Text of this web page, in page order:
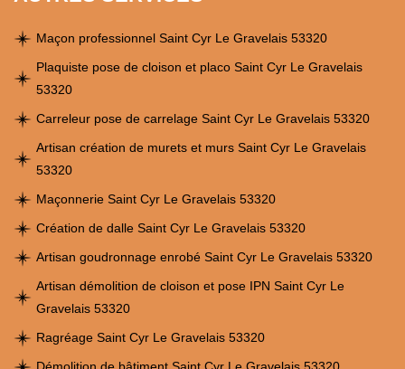
Maçon professionnel Saint Cyr Le Gravelais 53320
Plaquiste pose de cloison et placo Saint Cyr Le Gravelais
53320
Carreleur pose de carrelage Saint Cyr Le Gravelais 53320
Artisan création de murets et murs Saint Cyr Le Gravelais
53320
Maçonnerie Saint Cyr Le Gravelais 53320
Création de dalle Saint Cyr Le Gravelais 53320
Artisan goudronnage enrobé Saint Cyr Le Gravelais 53320
Artisan démolition de cloison et pose IPN Saint Cyr Le
Gravelais 53320
Ragréage Saint Cyr Le Gravelais 53320